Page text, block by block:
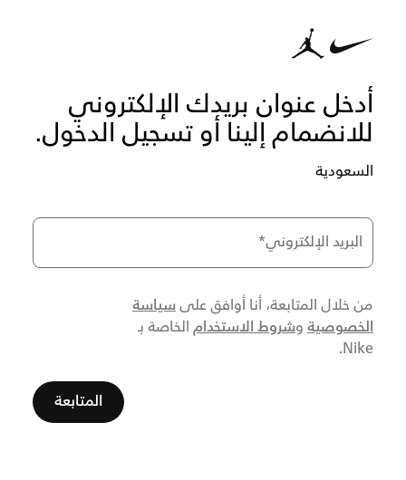
أدخل عنوان بريدك الإلكتروني
للانضمام إلينا أو تسجيل الدخول.
السعودية
البريد الإلكتروني*
من خلال المتابعة، أنا أوافق علىسياسة
الخصوصية وشروط الاستخدام الخاصة بـ
Nike.
المتابعة